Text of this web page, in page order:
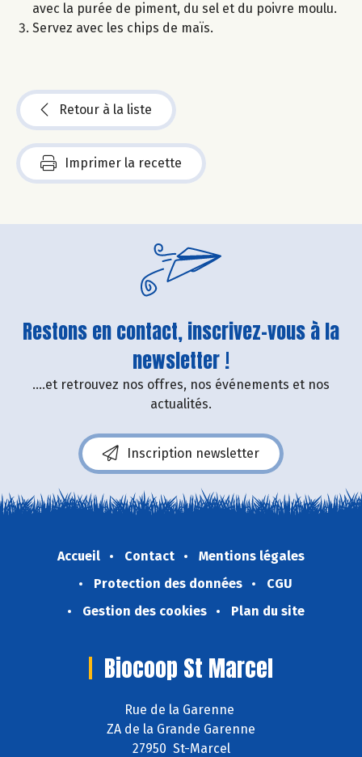
avec la purée de piment, du sel et du poivre moulu.
Servez avec les chips de maïs.
Retour à la liste
Imprimer la recette
Restons en contact, inscrivez-vous à la
newsletter !
....et retrouvez nos offres, nos événements et nos
actualités.
Inscription newsletter
Accueil Contact
Mentions légales
Protection des données
CGU
Gestion des cookies
Plan du site
Biocoop St Marcel
Rue de la Garenne
ZA de la Grande Garenne
27950 St-Marcel